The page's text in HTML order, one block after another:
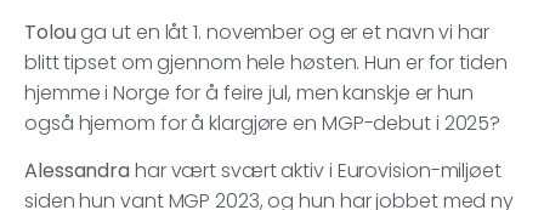
Tolouga ut en låt 1. november og er et navn vi har
blitt tipset om gjennom hele høsten. Hun er for tiden
hjemme i Norge for å feire jul, men kanskje er hun
også hjemom for å klargjøre en MGP-debut i 2025?
Alessandrahar vært svært aktiv i Eurovision-miljøet
siden hun vant MGP 2023, og hun har jobbet med ny